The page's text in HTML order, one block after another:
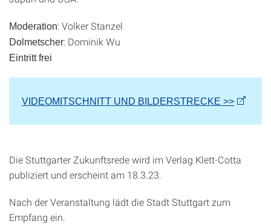
Moderation: Volker Stanzel
Dolmetscher: Dominik Wu
Eintritt frei
VIDEOMITSCHNITT UND BILDERSTRECKE >>
Die Stuttgarter Zukunftsrede wird im Verlag Klett-Cotta
publiziert und erscheint am 18.3.23.
Nach der Veranstaltung lädt die Stadt Stuttgart zum
Empfang ein.